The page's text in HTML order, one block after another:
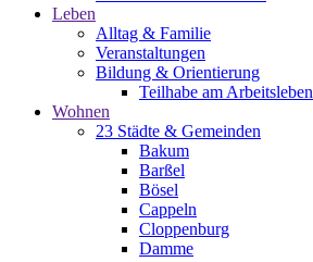
Leben
Alltag & Familie
Veranstaltungen
Bildung & Orientierung
Teilhabe am Arbeitsleben
Wohnen
23 Städte & Gemeinden
Bakum
Barßel
Bösel
Cappeln
Cloppenburg
Damme